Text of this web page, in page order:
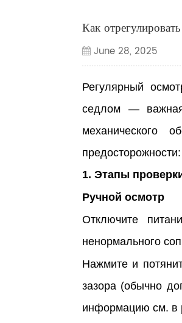
Как
June 28, 2025
Регулярный
седлом — важная
механического
предосторожности:
1. Этапы
Ручной осмотр
Отключите
ненормального
Нажмите и
зазора (обычно
информацию см. в